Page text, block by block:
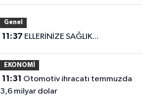
Genel
11:37 ELLERİNİZE SAĞLIK...
EKONOMİ
11:31
3,6 milyar dolar